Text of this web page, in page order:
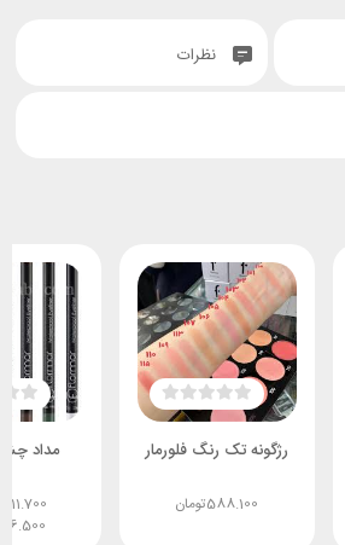
نظرات
رژگونه تک رنگ فلورمار
تومان588.100
مداد
211.700